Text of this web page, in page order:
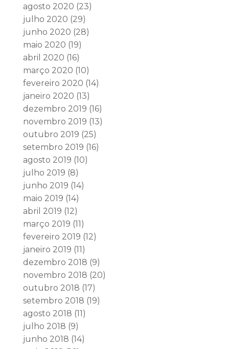
agosto 2020 (23)
julho 2020 (29)
junho 2020 (28)
maio 2020 (19)
abril 2020 (16)
março 2020 (10)
fevereiro 2020 (14)
janeiro 2020 (13)
dezembro 2019 (16)
novembro 2019 (13)
outubro 2019 (25)
setembro 2019 (16)
agosto 2019 (10)
julho 2019 (8)
junho 2019 (14)
maio 2019 (14)
abril 2019 (12)
março 2019 (11)
fevereiro 2019 (12)
janeiro 2019 (11)
dezembro 2018 (9)
novembro 2018 (20)
outubro 2018 (17)
setembro 2018 (19)
agosto 2018 (11)
julho 2018 (9)
junho 2018 (14)